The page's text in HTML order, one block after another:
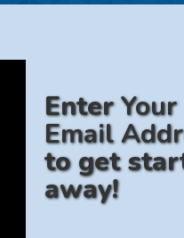
Enter
Email
to get
away!